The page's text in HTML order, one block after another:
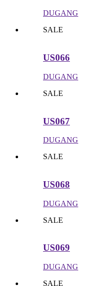
DUGANG
SALE
US066
DUGANG
SALE
US067
DUGANG
SALE
US068
DUGANG
SALE
US069
DUGANG
SALE